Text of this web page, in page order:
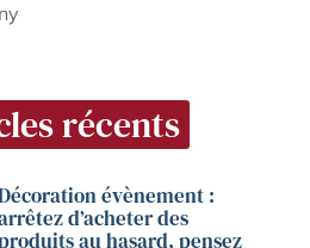
récents
évènement :
d’acheter des
au hasard, pensez